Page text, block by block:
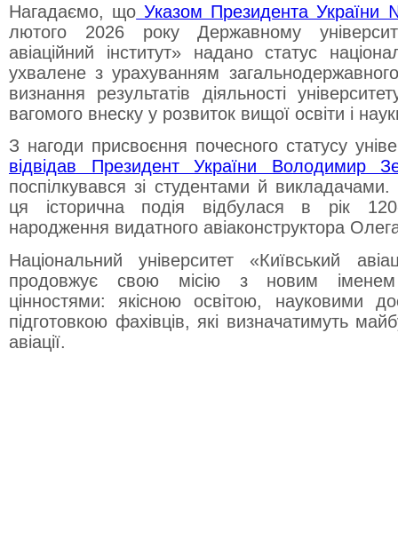
Нагадаємо, що Указом Президента України
лютого 2026 року Державному
авіаційний інститут» надано статус
ухвалене з урахуванням
визнання результатів діяльності
вагомого внеску у розвиток вищої освіти і
З нагоди присвоєння почесного статусу
відвідав Президент України Володимир
поспілкувався зі студентами й
ця історична подія відбулася в рік
народження видатного авіаконструктора
Національний університет «Київський
продовжує свою місію з новим
цінностями: якісною освітою, науковими
підготовкою фахівців, які визначатимуть
авіації.